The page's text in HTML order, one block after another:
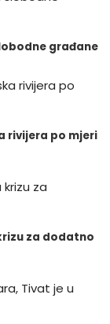
građane
rivijera po mjeri
za dodatno